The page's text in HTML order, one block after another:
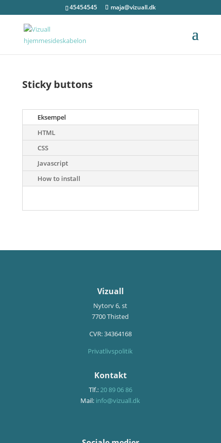
45454545 maja@vizuall.dk
Sticky buttons
Eksempel
HTML
CSS
Javascript
How to install
Vizuall
Nytorv 6, st
7700 Thisted
CVR:34364168
Privatlivspolitik
Kontakt
Tlf.:20 89 06 86
Mail: info@vizuall.dk